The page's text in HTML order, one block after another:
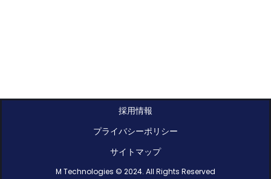
採用情報
プライバシーポリシー
サイトマップ
M Technologies © 2024. All Rights Reserved